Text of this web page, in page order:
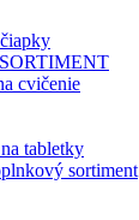
cvičenie
tabletky
sortiment